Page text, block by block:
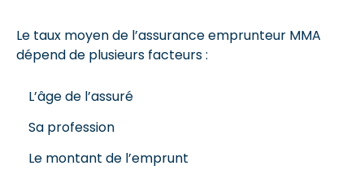
Le taux moyen de l’assurance emprunteur MMA
dépend de plusieurs facteurs :
L’âge de l’assuré
Sa profession
Le montant de l’emprunt